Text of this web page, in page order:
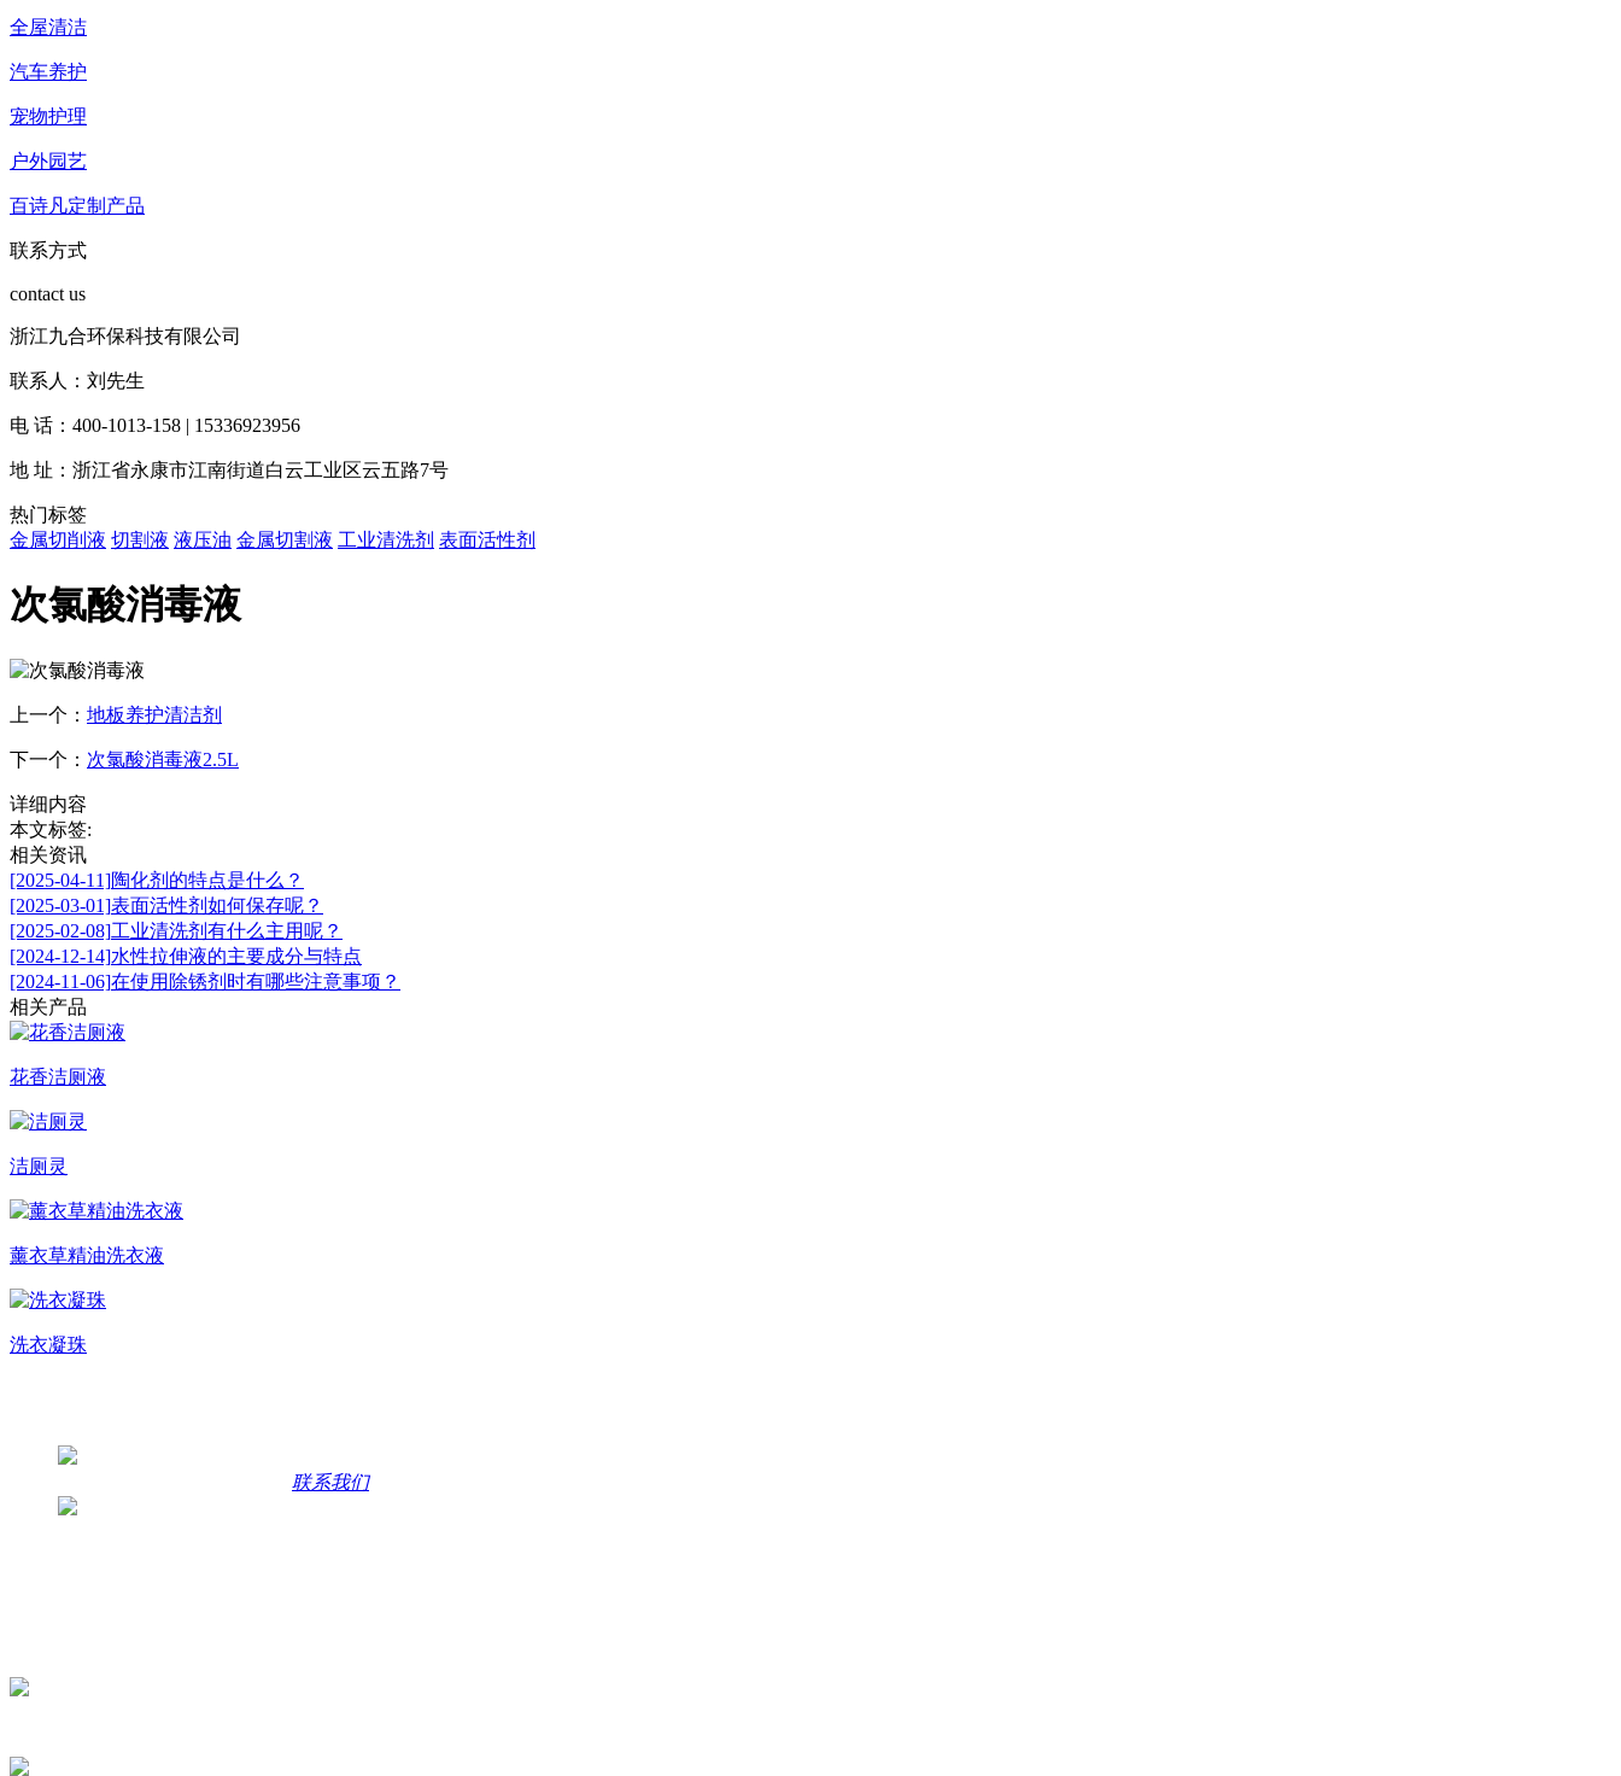
全屋清洁
汽车养护
宠物护理
户外园艺
百诗凡定制产品
联系方式
contact us
浙江九合环保科技有限公司
联系人：刘先生
电 话：400-1013-158 | 15336923956
地 址：浙江省永康市江南街道白云工业区云五路7号
热门标签
金属切削液 切割液 液压油 金属切割液 工业清洗剂 表面活性剂
次氯酸消毒液
上一个： 地板养护清洁剂
下一个： 次氯酸消毒液2.5L
详细内容
本文标签:
相关资讯
[2025-04-11]陶化剂的特点是什么？
[2025-03-01]表面活性剂如何保存呢？
[2025-02-08]工业清洗剂有什么主用呢？
[2024-12-14]水性拉伸液的主要成分与特点
[2024-11-06]在使用除锈剂时有哪些注意事项？
相关产品
花香洁厕液
洁厕灵
薰衣草精油洗衣液
洗衣凝珠
联系我们